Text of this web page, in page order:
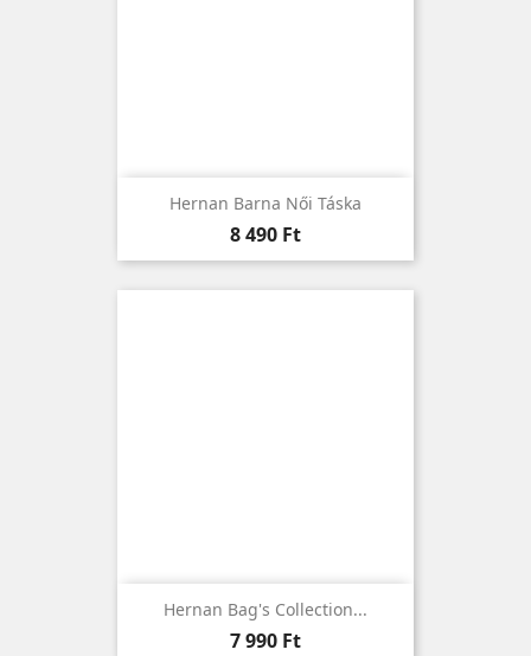
Hernan Barna Női Táska
Ár
8 490 Ft
Hernan Bag's Collection...
Ár
7 990 Ft